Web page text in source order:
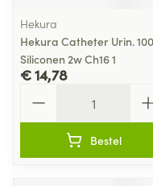
Hekura
Hekura Catheter Urin.
Siliconen 2w Ch16 1
€ 14,78
Bestel